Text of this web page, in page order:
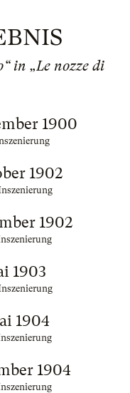
in „Le nozze di
1900
1902
1902
1903
1904
1904